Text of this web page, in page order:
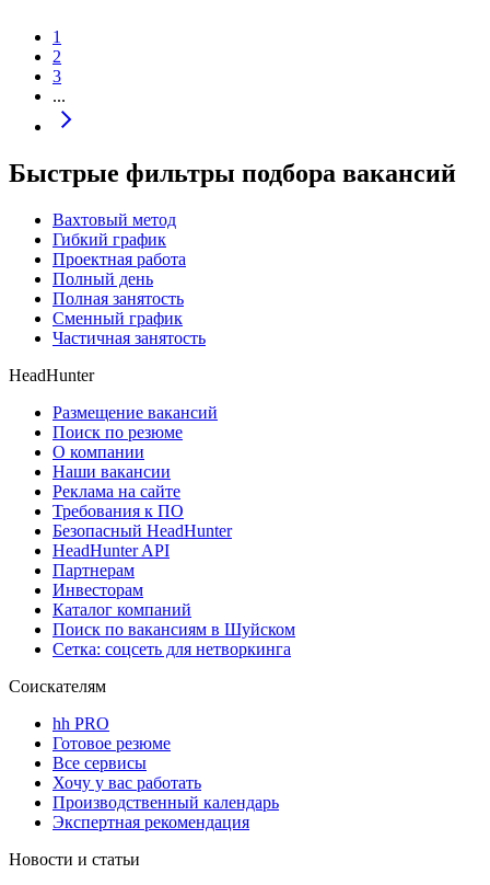
1
2
3
...
Быстрые фильтры подбора вакансий
Вахтовый метод
Гибкий график
Проектная работа
Полный день
Полная занятость
Сменный график
Частичная занятость
HeadHunter
Размещение вакансий
Поиск по резюме
О компании
Наши вакансии
Реклама на сайте
Требования к ПО
Безопасный HeadHunter
HeadHunter API
Партнерам
Инвесторам
Каталог компаний
Поиск по вакансиям в Шуйском
Сетка: соцсеть для нетворкинга
Соискателям
hh PRO
Готовое резюме
Все сервисы
Хочу у вас работать
Производственный календарь
Экспертная рекомендация
Новости и статьи